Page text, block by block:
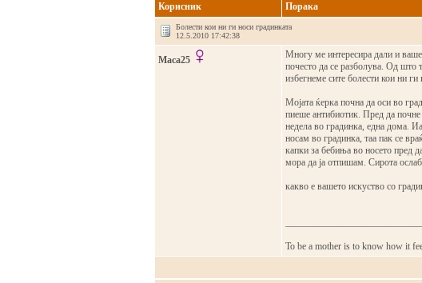
Корисник Порака
Болести кои ни ги носи градинката
12.5.2010 17:42:38
Maca25
Многу ме интересира дали и
почесто да се разболува. Од што
избегнеме сите болести кои ни ги
Мојата ќерка почна да оси во
пиеше антибиотик. Пред да
недела во градинка, една дома.
носам во градинка, таа пак се
капки за бебиња во носето пред
мора да ја отпишам. Сирота
какво е вашето искуство со
To be a mother is to know how it